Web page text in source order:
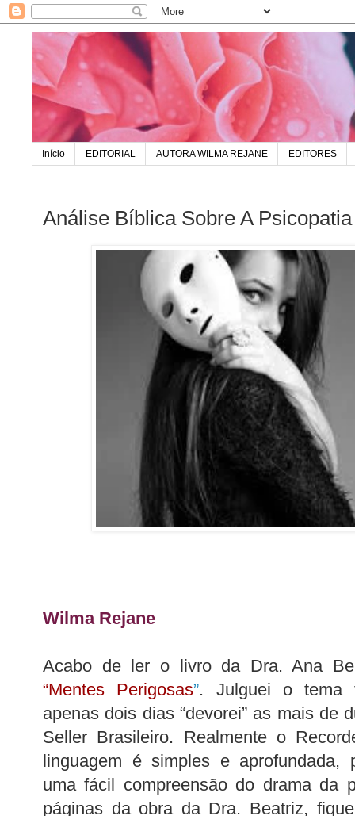
Início EDITORIAL AUTORA WILMA REJANE EDITORES
Análise Bíblica Sobre A Psicopatia
Wilma Rejane
Acabo de ler o livro da Dra. Ana
“Mentes Perigosas”. Julguei o tema
apenas dois dias “devorei” as mais de
Seller Brasileiro. Realmente o
linguagem é simples e aprofundada,
uma fácil compreensão do drama da
páginas da obra da Dra. Beatriz,